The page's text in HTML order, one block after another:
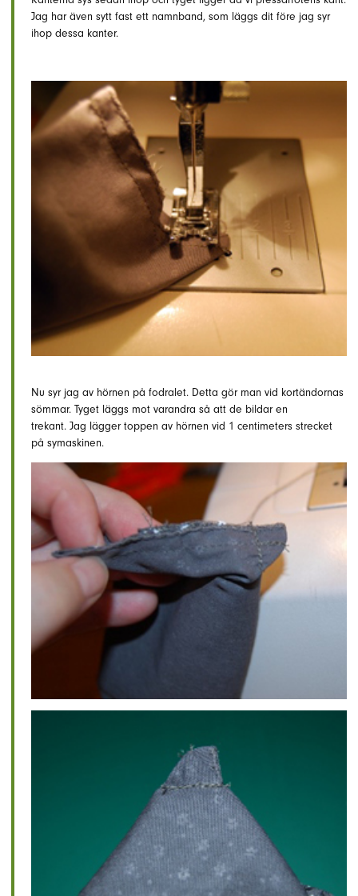
Jag har även sytt fast ett namnband, som läggs dit före jag syr
ihop dessa kanter.
Nu syr jag av hörnen på fodralet. Detta gör man vid kortändornas
sömmar. Tyget läggs mot varandra så att de bildar en
trekant. Jag lägger toppen av hörnen vid 1 centimeters strecket
på symaskinen.